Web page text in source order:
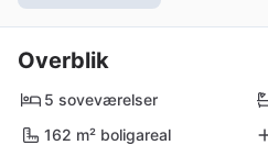
Overblik
5 soveværelser
162 m² boligareal